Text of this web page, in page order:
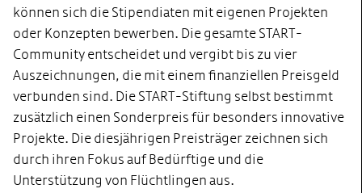
können sich die Stipendiaten mit eigenen Projekten
oder Konzepten bewerben. Die gesamte START-
Community entscheidet und vergibt bis zu vier
Auszeichnungen, die mit einem finanziellen Preisgeld
verbunden sind. Die START-Stiftung selbst bestimmt
zusätzlich einen Sonderpreis für besonders innovative
Projekte. Die diesjährigen Preisträger zeichnen sich
durch ihren Fokus auf Bedürftige und die
Unterstützung von Flüchtlingen aus.